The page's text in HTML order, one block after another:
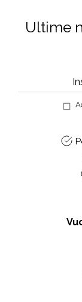
Ultime